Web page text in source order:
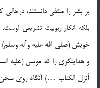
بر بشر را منتفي دانستند،
بلکه انکار ربوبيت تشريعي
خويش (صلي الله عليه وآله وسلم)
و هدايتگري را که موسي (عليه
أنزل الکتاب …) آنگاه روي سخن